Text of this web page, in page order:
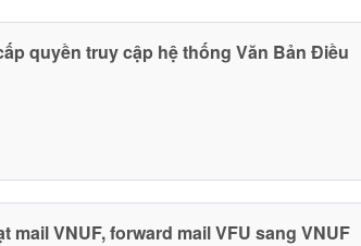
quyền truy cập hệ thống Văn Bản Điều
mail VNUF, forward mail VFU sang VNUF